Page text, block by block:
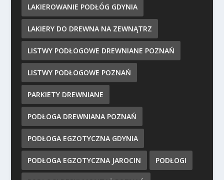
LAKIEROWANIE PODŁÓG GDYNIA
LAKIERY DO DREWNA NA ZEWNĄTRZ
LISTWY PODŁOGOWE DREWNIANE POZNAŃ
LISTWY PODŁOGOWE POZNAŃ
PARKIETY DREWNIANE
PODŁOGA DREWNIANA POZNAŃ
PODŁOGA EGZOTYCZNA GDYNIA
PODŁOGA EGZOTYCZNA JAROCIN PODŁOGI